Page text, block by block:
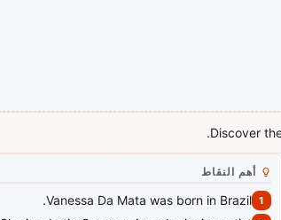
Discover
أهم النقاط
Vanessa Da Mata was born in Brazil.